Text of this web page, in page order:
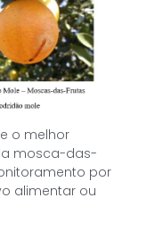
o melhor
mosca-das-
por
alimentar ou